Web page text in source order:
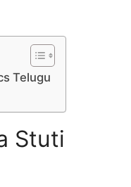
Telugu
Stuti